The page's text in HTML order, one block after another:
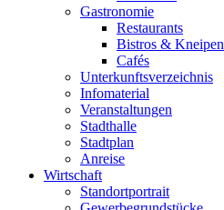
Gastronomie
Restaurants
Bistros & Kneipen
Cafés
Unterkunftsverzeichnis
Infomaterial
Veranstaltungen
Stadthalle
Stadtplan
Anreise
Wirtschaft
Standortportrait